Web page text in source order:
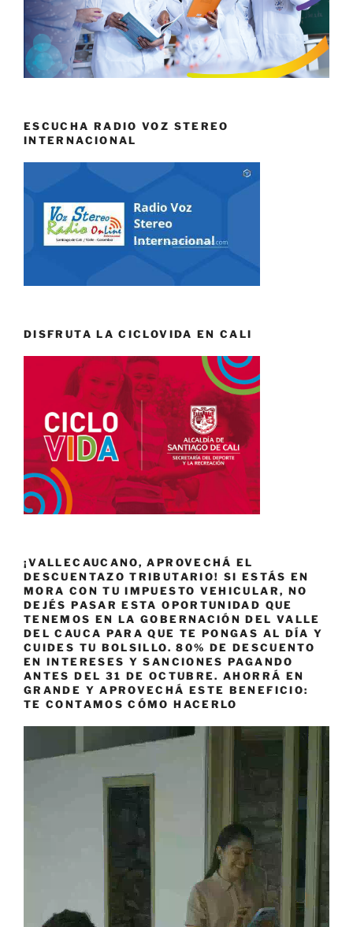
ESCUCHA RADIO VOZ STEREO
INTERNACIONAL
DISFRUTA LA CICLOVIDA EN CALI
¡VALLECAUCANO, APROVECHÁ EL
DESCUENTAZO TRIBUTARIO! SI ESTÁS EN
MORA CON TU IMPUESTO VEHICULAR, NO
DEJÉS PASAR ESTA OPORTUNIDAD QUE
TENEMOS EN LA GOBERNACIÓN DEL VALLE
DEL CAUCA PARA QUE TE PONGAS AL DÍA Y
CUIDES TU BOLSILLO. 80% DE DESCUENTO
EN INTERESES Y SANCIONES PAGANDO
ANTES DEL 31 DE OCTUBRE. AHORRÁ EN
GRANDE Y APROVECHÁ ESTE BENEFICIO:
TE CONTAMOS CÓMO HACERLO